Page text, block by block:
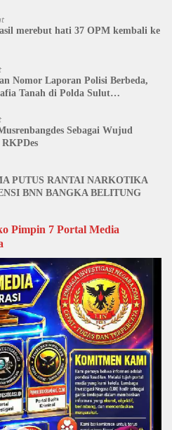
merebut hati 37 OPM kembali ke
Nomor Laporan Polisi Berbeda,
Tanah di Polda Sulut
Sebagai Wujud
PUTUS RANTAI NARKOTIKA
BNN BANGKA BELITUNG
Pimpin 7 Portal Media